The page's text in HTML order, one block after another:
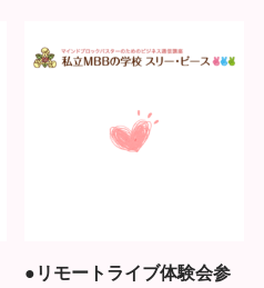
●リモートライブ体験会参